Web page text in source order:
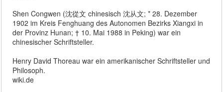
Shen Congwen (沈從文 chinesisch 沈从文; * 28. Dezember
1902 im Kreis Fenghuang des Autonomen Bezirks Xiangxi in
der Provinz Hunan; † 10. Mai 1988 in Peking) war ein
chinesischer Schriftsteller.
Henry David Thoreau war ein amerikanischer Schriftsteller und
Philosoph.
wiki.de